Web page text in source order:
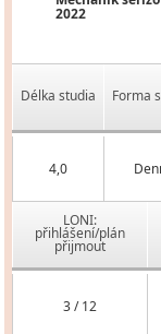
2022
Délka studia Forma
4,0
LONI:
přihlášení/plán
přijmout
3 / 12